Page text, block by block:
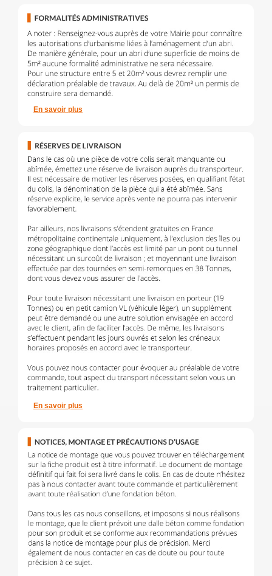
En savoir plus
En savoir plus